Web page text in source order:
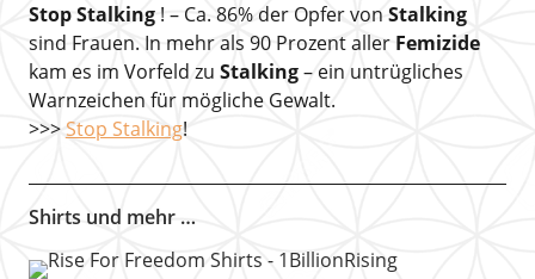
Stop Stalking! – Ca. 86% der Opfer von Stalking
sind Frauen. In mehr als 90 Prozent aller Femizide
kam es im Vorfeld zu Stalking– ein untrügliches
Warnzeichen für mögliche Gewalt.
>>>Stop Stalking!
Shirts und mehr …